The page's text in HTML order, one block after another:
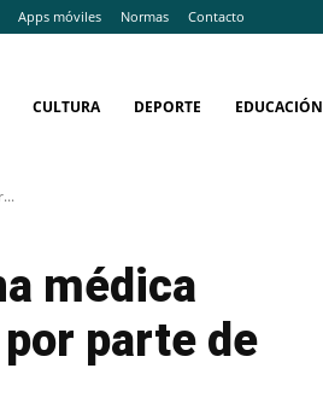
Apps móviles Normas Contacto
CULTURA DEPORTE EDUCACIÓN
médica
parte de